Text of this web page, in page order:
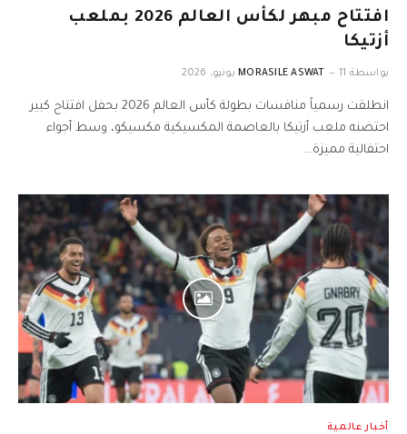
افتتاح مبهر لكأس العالم 2026 بملعب
أزتيكا
بواسطة MORASILE ASWAT 11 يونيو، 2026
انطلقت رسمياً منافسات بطولة كأس العالم 2026 بحفل افتتاح كبير
احتضنه ملعب أزتيكا بالعاصمة المكسيكية مكسيكو، وسط أجواء
احتفالية مميزة…
أخبار عالمية